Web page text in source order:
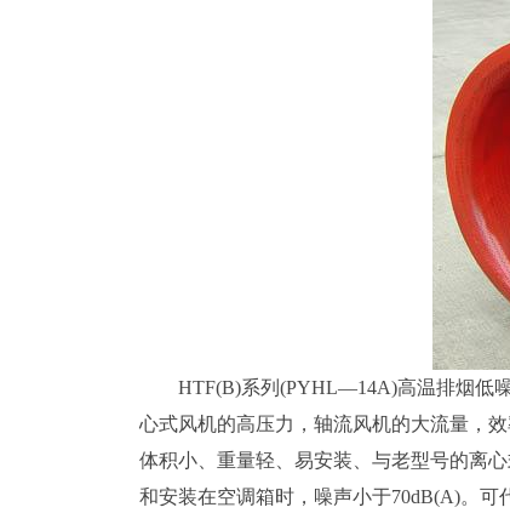
HTF(B)系列 (PYHL—14A)高温排烟低
心式风机的高压力，轴流风机的大流量，
体积小、重量轻、易安装、与老型号的离
和安装在空调箱时，噪声小于70dB(A)。可